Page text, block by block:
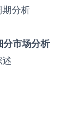
分析
分市场分析